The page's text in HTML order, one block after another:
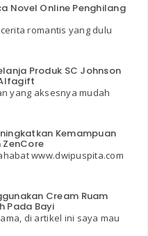
Novel Online Penghilang
romantis yang dulu
Produk SC Johnson
yang aksesnya mudah
Kemampuan
www.dwipuspita.com
Cream Ruam
Pada Bayi
di artikel ini saya mau